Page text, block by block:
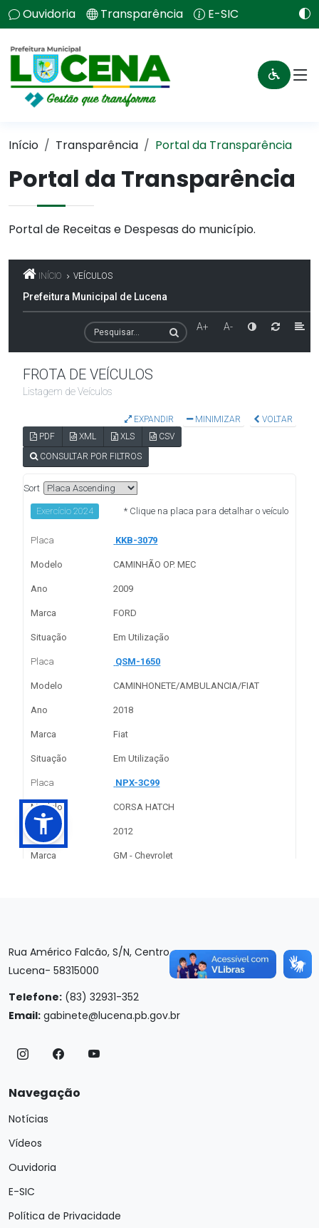
Ouvidoria Transparência E-SIC
Início Transparência Portal da Transparência
Portal da Transparência
Portal de Receitas e Despesas do município.
Rua Américo Falcão, S/N, Centro
Lucena- 58315000
Telefone: (83) 32931-352
Email: gabinete@lucena.pb.gov.br
Navegação
Notícias
Vídeos
Ouvidoria
E-SIC
Política de Privacidade